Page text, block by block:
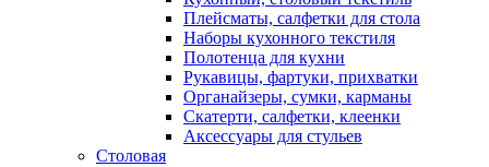
Плейсматы, салфетки для стола
Наборы кухонного текстиля
Полотенца для кухни
Рукавицы, фартуки, прихватки
Органайзеры, сумки, карманы
Скатерти, салфетки, клеенки
Аксессуары для стульев
Столовая